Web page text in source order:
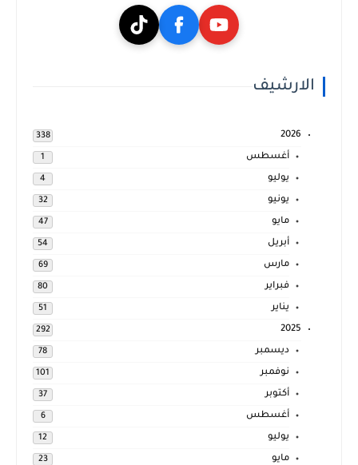
الارشيف
2026
338
أغسطس 1
يوليو 4
يونيو 32
مايو 47
أبريل 54
مارس 69
فبراير 80
يناير 51
2025
292
ديسمبر 78
نوفمبر 101
أكتوبر 37
أغسطس 6
يوليو 12
مايو 23